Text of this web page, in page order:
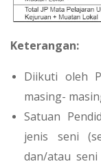
Keterangan:
Diikuti oleh
masing-
Satuan
jenis seni
dan/atau